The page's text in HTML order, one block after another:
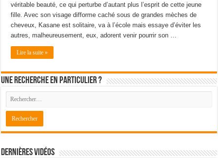
véritable beauté, ce qui perturbe d’autant plus l’esprit de cette jeune
fille. Avec son visage difforme caché sous de grandes mèches de
cheveux, Kasane est solitaire, va à l’école mais essaye d’éviter les
autres, malheureusement, eux, adorent venir pourrir son …
Lire la suite »
Une recherche en particulier ?
Dernières Vidéos